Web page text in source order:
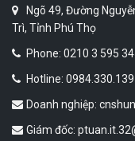
Ngõ 49, Đường
Trì, Tỉnh Phú Thọ
Phone: 0210 3 595
Hotline: 0984.330.139
Doanh nghiệp:
Giám đốc: